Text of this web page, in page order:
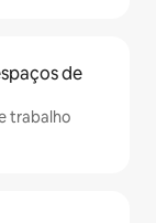
de
trabalho